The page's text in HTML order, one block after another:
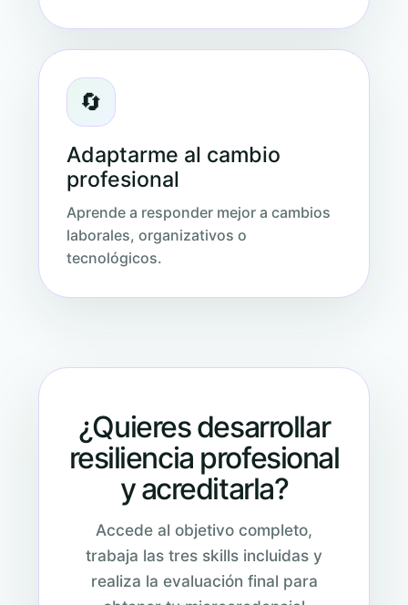
🔄
Adaptarme al cambio
profesional
Aprende a responder mejor a cambios
laborales, organizativos o
tecnológicos.
¿Quieres desarrollar
resiliencia profesional
y acreditarla?
Accede al objetivo completo,
trabaja las tres skills incluidas y
realiza la evaluación final para